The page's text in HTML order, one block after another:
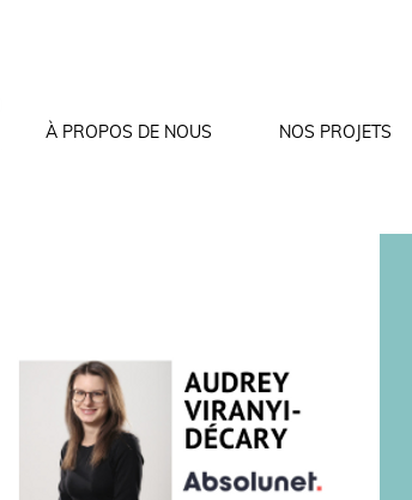
À PROPOS DE NOUS NOS PROJETS